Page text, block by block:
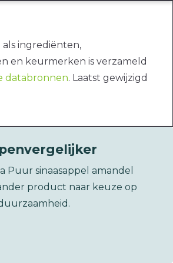
ingrediënten,
en keurmerken is verzameld
databronnen. Laatst gewijzigd
Puur sinaasappel amandel
product naar keuze op